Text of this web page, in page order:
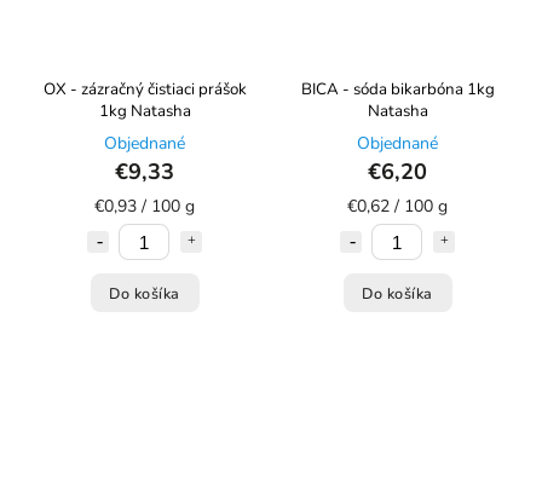
OX - zázračný čistiaci prášok
1kg Natasha
Objednané
€9,33
€0,93 / 100 g
Do košíka
BICA - sóda bikarbóna 1kg
Natasha
Objednané
€6,20
€0,62 / 100 g
Do košíka